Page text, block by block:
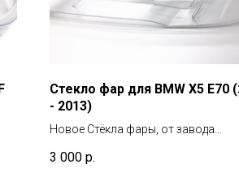
Стекло фар для BMW X5 E70
- 2013)
Новое Стёкла фары, от завода
защитным лаком как с наружи так и
3 000 р.